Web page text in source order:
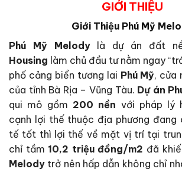
GIỚI THIỆU
Giới Thiệu Phú Mỹ
Phú Mỹ Melodylà dự án đất
Housing làm chủ đầu tư nằm ngay
phố cảng biển tương lai Phú Mỹ, cửa
của tỉnh Bà Rịa – Vũng Tàu. Dự án
qui mô gồm 200 nền với pháp lý
cạnh lợi thế thuộc địa phương đang
tế tốt thì lợi thế về mặt vị trí tại
chỉ tầm10,2 triệu đồng/m2 đã
Melody trở nên hấp dẫn không chỉ